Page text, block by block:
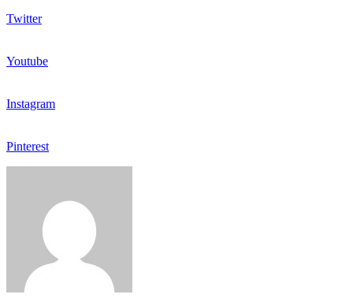
Twitter
Youtube
Instagram
Pinterest